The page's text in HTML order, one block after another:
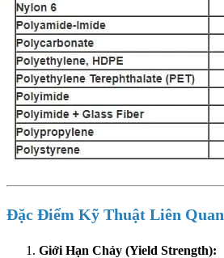
Đặc Điểm Kỹ Thuật Liên Quan
Giới Hạn Chảy (Yield Strength):